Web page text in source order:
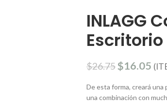
INLAGG
Escritorio
$26.75$16.05
De esta forma, creará
una combinación con